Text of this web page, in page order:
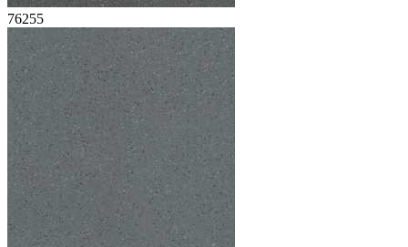
76255